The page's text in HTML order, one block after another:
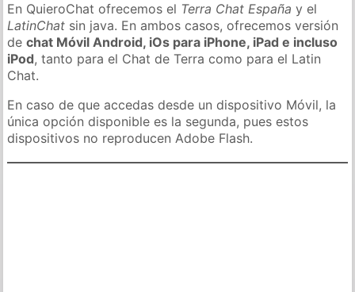
En QuieroChat ofrecemos el Terra Chat España y el
LatinChat sin java. En ambos casos, ofrecemos versión
dechat Móvil Android, iOs para iPhone, iPad e incluso
iPod, tanto para el Chat de Terra como para el Latin
Chat.
En caso de que accedas desde un dispositivo Móvil, la
única opción disponible es la segunda, pues estos
dispositivos no reproducen Adobe Flash.